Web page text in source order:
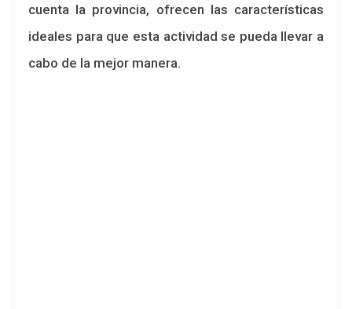
cuenta la provincia, ofrecen las características
ideales para que esta actividad se pueda llevar a
cabo de la mejor manera.